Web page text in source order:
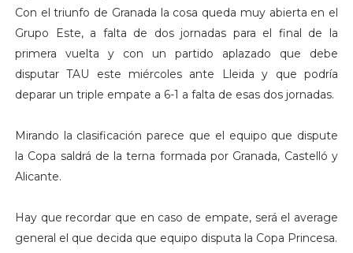
Con el triunfo de Granada la cosa queda muy abierta en el
Grupo Este, a falta de dos jornadas para el final de la
primera vuelta y con un partido aplazado que debe
disputar TAU este miércoles ante Lleida y que podría
deparar un triple empate a 6-1 a falta de esas dos jornadas.
Mirando la clasificación parece que el equipo que dispute
la Copa saldrá de la terna formada por Granada, Castelló y
Alicante.
Hay que recordar que en caso de empate, será el average
general el que decida que equipo disputa la Copa Princesa.